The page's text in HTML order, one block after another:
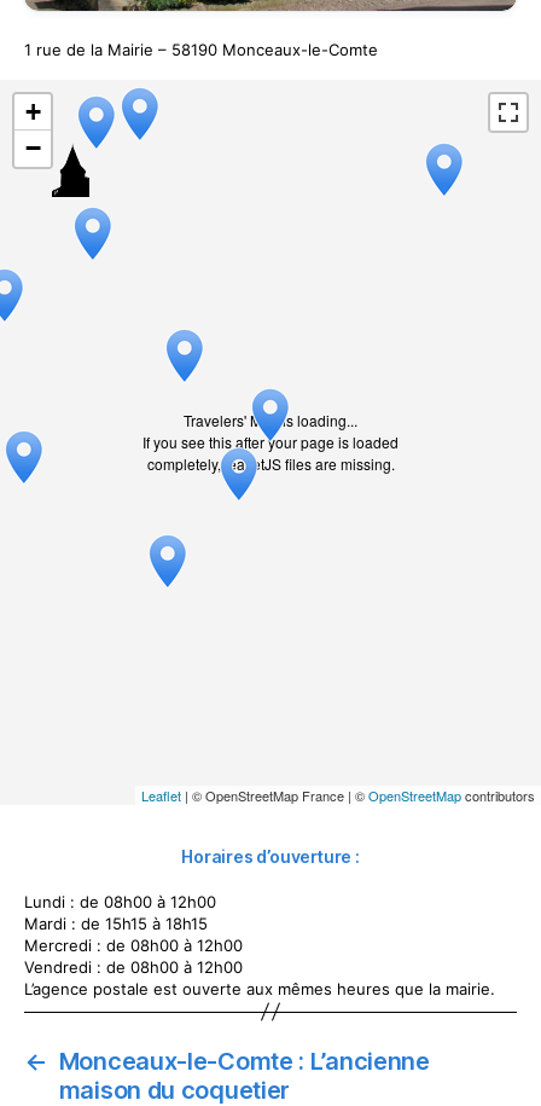
1 rue de la Mairie – 58190 Monceaux-le-Comte
Travelers' Map is loading...
If you see this after your page is loaded
completely, leafletJS files are missing.
+
−
Leaflet | © OpenStreetMap France | ©OpenStreetMapcontributors
Horaires d’ouverture :
Lundi : de 08h00 à 12h00
Mardi : de 15h15 à 18h15
Mercredi : de 08h00 à 12h00
Vendredi : de 08h00 à 12h00
L’agence postale est ouverte aux mêmes heures que la mairie.
← Monceaux-le-Comte : L’ancienne
maison du coquetier